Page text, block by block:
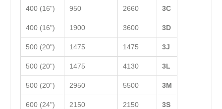
400 (16") 950 2660 3C
400 (16") 1900 3600 3D
500 (20") 1475 1475 3J
500 (20") 1475 4130 3L
500 (20") 2950 5500 3M
600 (24") 2150 2150 3S